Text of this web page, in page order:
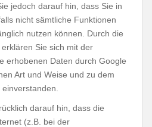
jedoch darauf hin, dass Sie in
nicht sämtliche Funktionen
nutzen können. Durch die
Sie sich mit der
erhobenen Daten durch Google
Art und Weise und zu dem
darauf hin, dass die
(z.B. bei der